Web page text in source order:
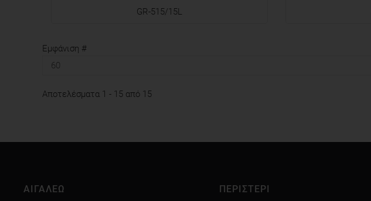
GR-515/15L
Εμφάνιση #
Αποτελέσματα 1 - 15 από 15
ΑΙΓΑΛΕΩ ΠΕΡΙΣΤΕΡΙ